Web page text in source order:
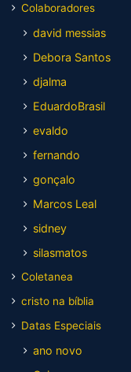
Colaboradores
david messias
Debora Santos
djalma
EduardoBrasil
evaldo
fernando
gonçalo
Marcos Leal
sidney
silasmatos
Coletanea
cristo na bíblia
Datas Especiais
ano novo